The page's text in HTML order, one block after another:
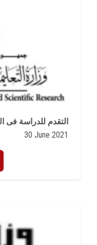
30 June 2021